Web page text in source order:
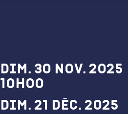
Dates et horaires
dim. 30 nov. 2025
10h00
dim. 21 déc. 2025